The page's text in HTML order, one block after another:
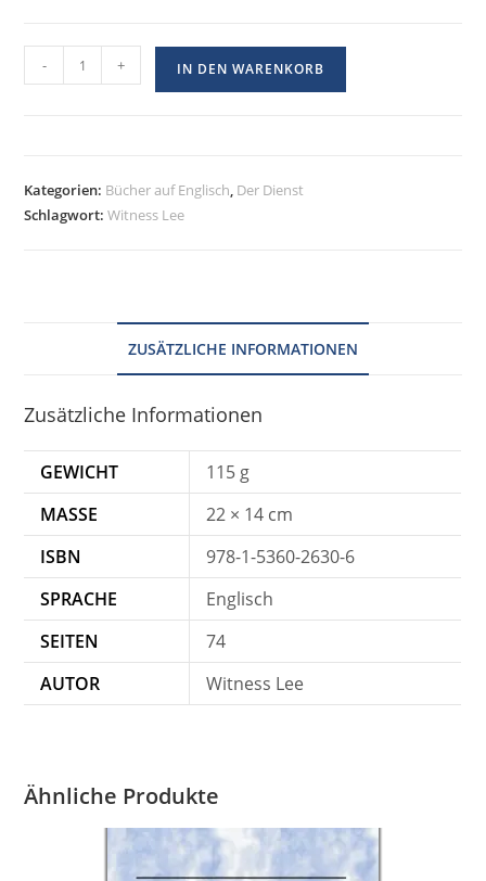
- + IN DEN WARENKORB
Kategorien: Bücher auf Englisch, Der Dienst
Schlagwort:Witness Lee
ZUSÄTZLICHE INFORMATIONEN
Zusätzliche Informationen
GEWICHT
115 g
MASSE
22 × 14 cm
ISBN
978-1-5360-2630-6
SPRACHE
Englisch
SEITEN
74
AUTOR
Witness Lee
Ähnliche Produkte